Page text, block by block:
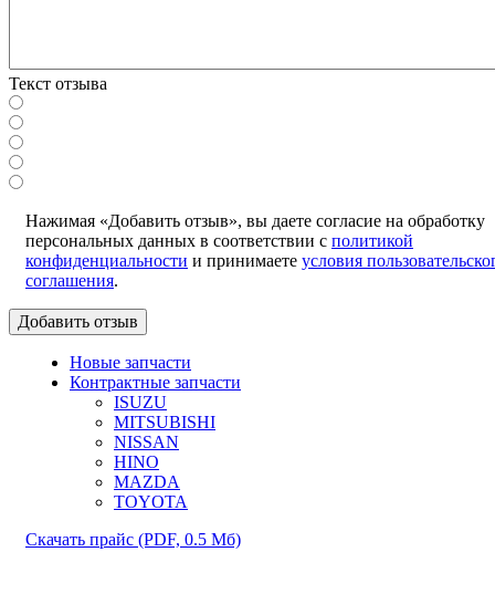
Текст отзыва
Нажимая «Добавить отзыв», вы даете согласие на обработку
персональных данных в соответствии с политикой
конфиденциальности и принимаете условия
соглашения.
Новые запчасти
Контрактные запчасти
ISUZU
MITSUBISHI
NISSAN
HINO
MAZDA
TOYOTA
Скачать прайс (PDF, 0.5 Мб)